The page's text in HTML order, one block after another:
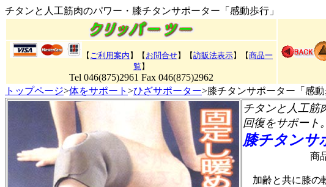
チタンと人工筋肉のパワー・膝チタンサポーター「感動歩行」
【 ご利用案内 】【 お問合せ】【訪販法表示】 【商品一
覧 】
Tel 046(875)2961 Fax 046(875)2962
トップページ>体をサポート >ひざサポーター>膝チタンサポーター「感動
チタンと人工筋
回復をサポート。
膝チタンサ
商
加齢と共に膝の